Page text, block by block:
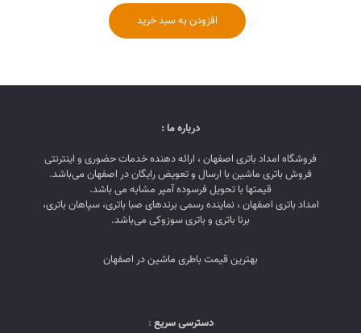
افزودن به سبد خرید
درباره ما :
فروشگاه امداد باتری اصفهان ، ارائه دهنده خدمات حضوری و اینترنتی
فروش باتری ماشین با ارسال و تعویض رایگان در اصفهان می‌باشد.
قیمتها با تحویل فرسوده آمپر مشابه می باشد.
امداد باتری اصفهان ، نماینده رسمی برندهای صبا باتری، سپاهان باتری،
برنا باتری و باتری سوزوکی می‌باشد.
بهترین قیمت باطری ماشین در اصفهان
دسترسی سریع :